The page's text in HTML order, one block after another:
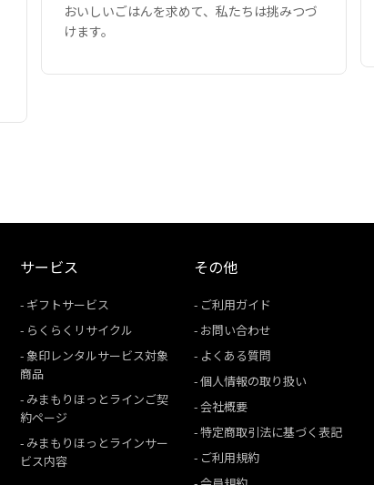
おいしいごはんを求めて、私たちは挑みつづ
けます。
サービス
ギフトサービス
らくらくリサイクル
象印レンタルサービス対象
商品
みまもりほっとラインご契
約ページ
みまもりほっとラインサー
ビス内容
その他
ご利用ガイド
お問い合わせ
よくある質問
個人情報の取り扱い
会社概要
特定商取引法に基づく表記
ご利用規約